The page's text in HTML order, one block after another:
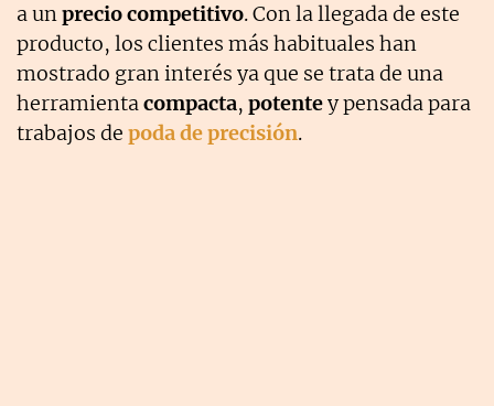
a unprecio competitivo. Con la llegada de este
producto, los clientes más habituales han
mostrado gran interés ya que se trata de una
herramientacompacta, potentey pensada para
trabajos de poda de precisión.